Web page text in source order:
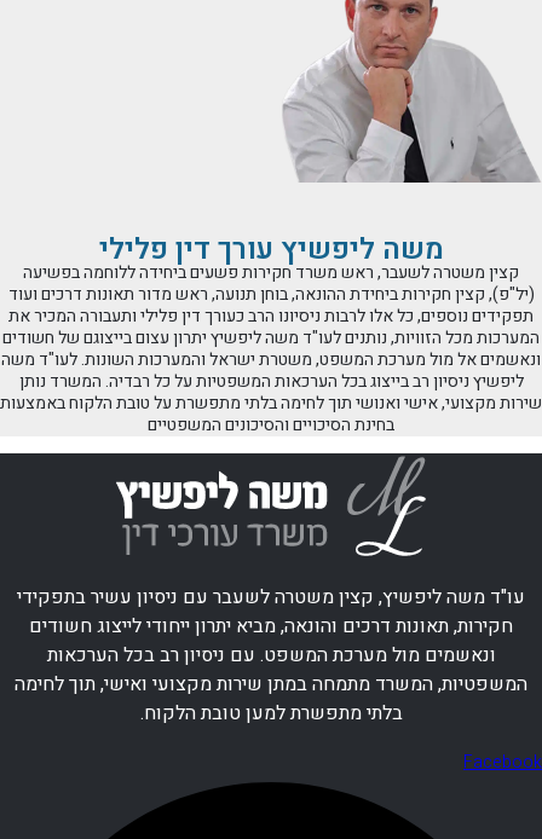
משה ליפשיץ עורך דין פלילי
קצין משטרה לשעבר, ראש משרד חקירות פשעים ביחידה ללוחמה בפשיעה
(יל"פ), קצין חקירות ביחידת ההונאה, בוחן תנועה, ראש מדור תאונות דרכים ועוד
תפקידים נוספים, כל אלו לרבות ניסיונו הרב כעורך דין פלילי ותעבורה המכיר את
המערכות מכל הזוויות, נותנים לעו"ד משה ליפשיץ יתרון עצום בייצוגם של חשודים
ונאשמים אל מול מערכת המשפט, משטרת ישראל והמערכות השונות. לעו"ד משה
ליפשיץ ניסיון רב בייצוג בכל הערכאות המשפטיות על כל רבדיה. המשרד נותן
שירות מקצועי, אישי ואנושי תוך לחימה בלתי מתפשרת על טובת הלקוח באמצעות
בחינת הסיכויים והסיכונים המשפטיים
עו"ד משה ליפשיץ, קצין משטרה לשעבר עם ניסיון עשיר בתפקידי
חקירות, תאונות דרכים והונאה, מביא יתרון ייחודי לייצוג חשודים
ונאשמים מול מערכת המשפט. עם ניסיון רב בכל הערכאות
המשפטיות, המשרד מתמחה במתן שירות מקצועי ואישי, תוך לחימה
בלתי מתפשרת למען טובת הלקוח.
Facebook